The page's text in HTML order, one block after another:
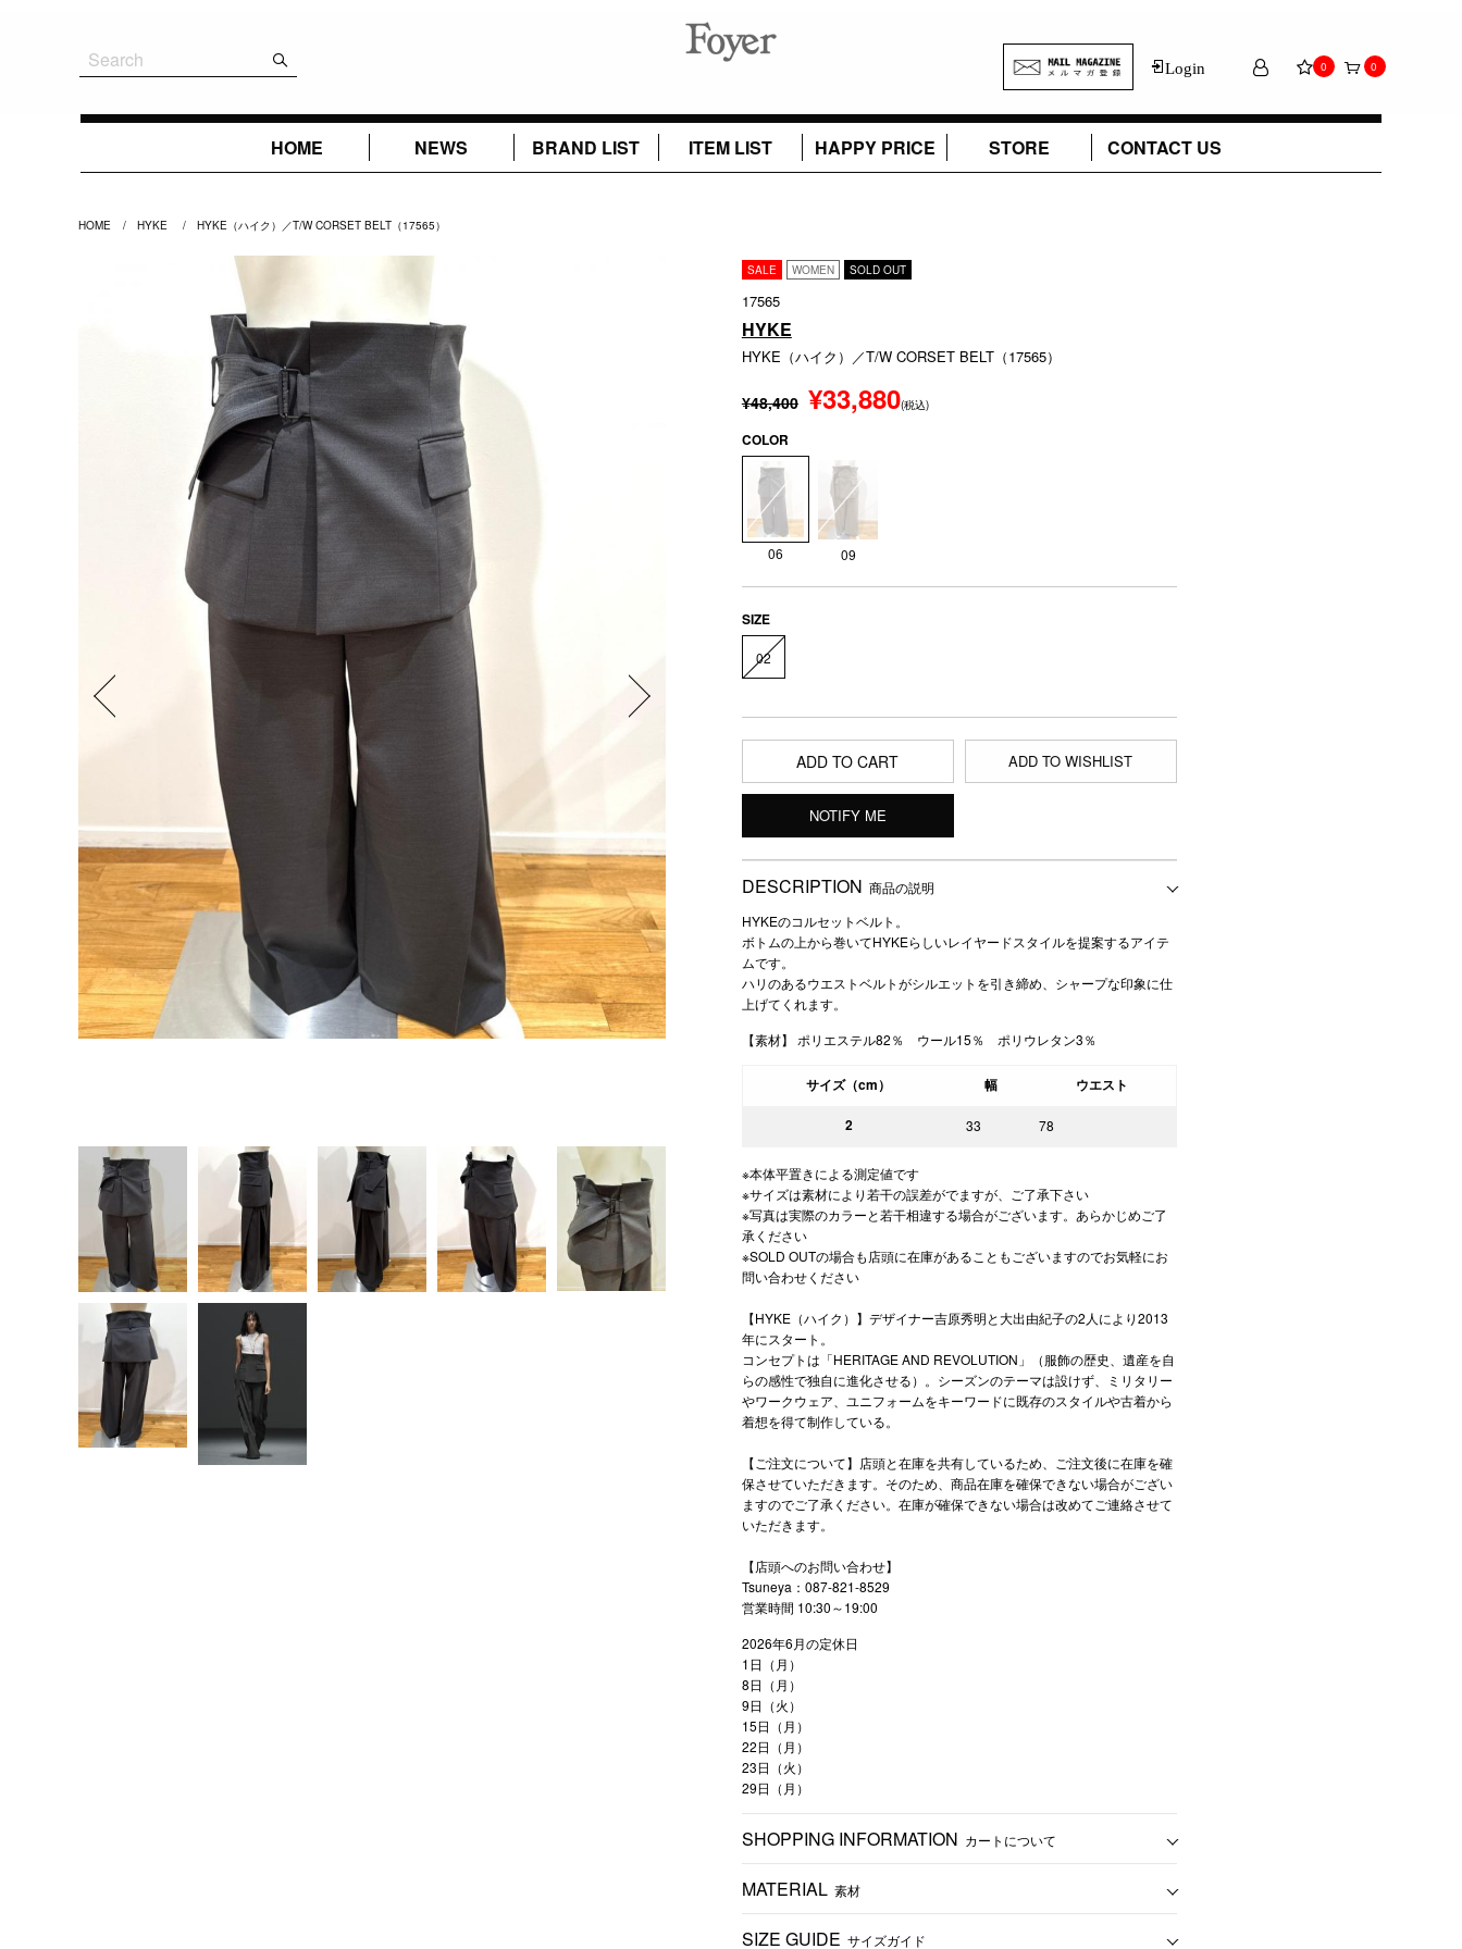
Login 0 0
HOME NEWS BRAND LIST ITEM LIST HAPPY PRICE STORE CONTACT US
HOME HYKE HYKE（ハイク）／T/W CORSET BELT（17565）
SALE WOMEN SOLD OUT
17565
HYKE
HYKE（ハイク）／T/W CORSET BELT（17565）
¥48,400 ¥33,880(税込)
COLOR
06 09
SIZE
02
ADD TO CART
NOTIFY ME
ADD TO WISHLIST
DESCRIPTION 商品の説明
HYKEのコルセットベルト。
ボトムの上から巻いてHYKEらしいレイヤードスタイルを提案するアイテ
ムです。
ハリのあるウエストベルトがシルエットを引き締め、シャープな印象に仕
上げてくれます。
【素材】 ポリエステル82％ ウール15％ ポリウレタン3％
サイズ（cm） 幅 ウエスト
2 33 78
※本体平置きによる測定値です
※サイズは素材により若干の誤差がでますが、ご了承下さい
※写真は実際のカラーと若干相違する場合がございます。あらかじめご了
承ください
※SOLD OUTの場合も店頭に在庫があることもございますのでお気軽にお
問い合わせください
【HYKE（ハイク）】デザイナー吉原秀明と大出由紀子の2人により2013
年にスタート。
コンセプトは「HERITAGE AND REVOLUTION」（服飾の歴史、遺産を自
らの感性で独自に進化させる）。シーズンのテーマは設けず、ミリタリー
やワークウェア、ユニフォームをキーワードに既存のスタイルや古着から
着想を得て制作している。
【ご注文について】店頭と在庫を共有しているため、ご注文後に在庫を確
保させていただきます。そのため、商品在庫を確保できない場合がござい
ますのでご了承ください。在庫が確保できない場合は改めてご連絡させて
いただきます。
【店頭へのお問い合わせ】
Tsuneya：087-821-8529
営業時間 10:30～19:00
2026年6月の定休日
1日（月）
8日（月）
9日（火）
15日（月）
22日（月）
23日（火）
29日（月）
SHOPPING INFORMATION カートについて
MATERIAL素材
SIZE GUIDE サイズガイド